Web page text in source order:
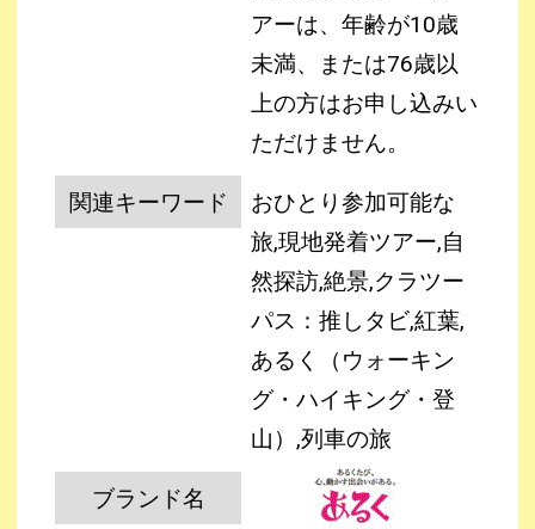
アーは、年齢が10歳
未満、または76歳以
上の方はお申し込みい
ただけません。
関連キーワード
おひとり参加可能な
旅,現地発着ツアー,自
然探訪,絶景,クラツー
パス：推しタビ,紅葉,
あるく（ウォーキン
グ・ハイキング・登
山）,列車の旅
ブランド名